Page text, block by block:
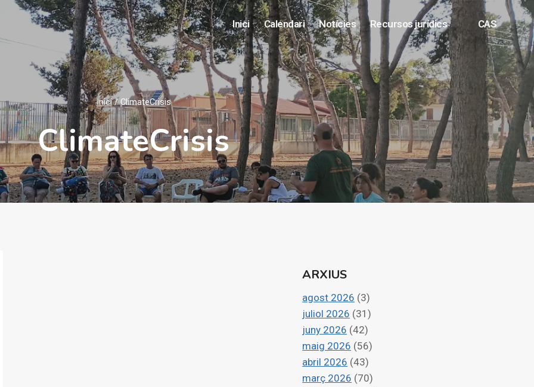
Inici Calendari Notícies Recursos jurídics CAS
Inici / ClimateCrisis
ClimateCrisis
ARXIUS
agost 2026 (3)
juliol 2026 (31)
juny 2026 (42)
maig 2026 (56)
abril 2026 (43)
març 2026 (70)